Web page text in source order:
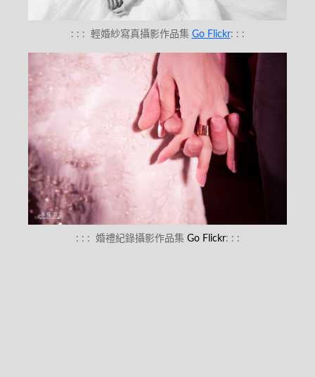
: : : 輕婚紗寫真攝影作品集 Go Flickr: : :
: : : 婚禮紀錄攝影作品集 Go Flickr: : :